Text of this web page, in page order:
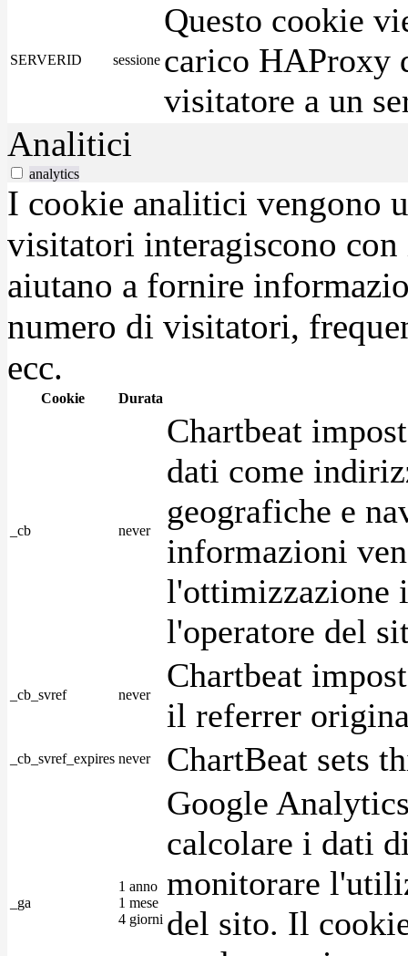
SERVERID sessione
Questo cookie
carico HAProxy
visitatore a un
Analitici
analytics
I cookie analitici vengono
visitatori interagiscono
aiutano a fornire
numero di visitatori,
ecc.
Cookie Durata
_cb never
Chartbeat
dati come
geografiche e
informazioni
l'ottimizzazione
l'operatore del
_cb_svref never
Chartbeat
il referrer
_cb_svref_expires never ChartBeat sets
_ga
1 anno
1 mese
4 giorni
Google
calcolare i dati
monitorare
del sito. Il